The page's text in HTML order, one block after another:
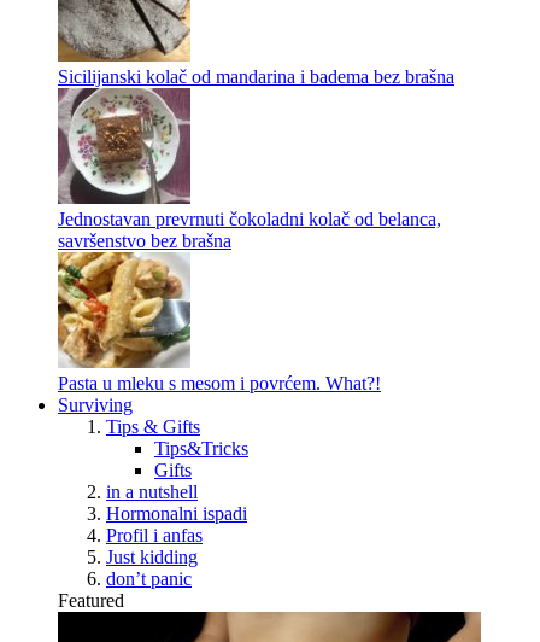
Sicilijanski kolač od mandarina i badema bez brašna
Jednostavan prevrnuti čokoladni kolač od belanca,
savršenstvo bez brašna
Pasta u mleku s mesom i povrćem. What?!
Surviving
Tips & Gifts
Tips&Tricks
Gifts
in a nutshell
Hormonalni ispadi
Profil i anfas
Just kidding
don’t panic
Featured